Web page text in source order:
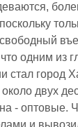
одним из
стал город
двух
- оптовые.
и